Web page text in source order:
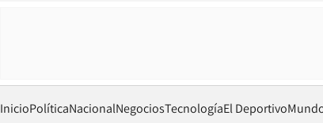
InicioPolíticaNacionalNegociosTecnologíaEl Deportivo